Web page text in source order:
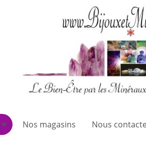
Nos magasins Nous